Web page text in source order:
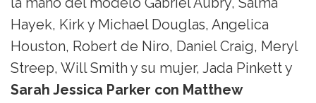
la mano del modelo Gabriel Aubry, Salma
Hayek, Kirk y Michael Douglas, Angelica
Houston, Robert de Niro, Daniel Craig, Meryl
Streep, Will Smith y su mujer, Jada Pinkett y
Sarah Jessica Parker con Matthew